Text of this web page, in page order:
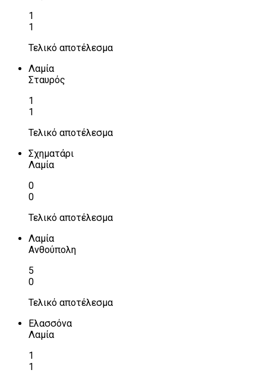
1
1
Τελικό αποτέλεσμα
Λαμία
Σταυρός
1
1
Τελικό αποτέλεσμα
Σχηματάρι
Λαμία
0
0
Τελικό αποτέλεσμα
Λαμία
Ανθούπολη
5
0
Τελικό αποτέλεσμα
Ελασσόνα
Λαμία
1
1